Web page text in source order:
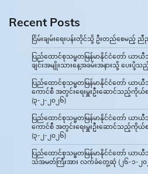
Recent Posts
ငြိမ်းချမ်းရေးပန်းတိုင်သို့ ဦးတည်စေမည့်
ပြည်ထောင်စုသမ္မတမြန်မာနိုင်ငံတော် ယာယီ
ချင်းအမျိုးသားနေ့အခမ်းအနားသို့ ပေး
ပြည်ထောင်စုသမ္မတမြန်မာနိုင်ငံတော် ယာယီ
ကောင်စီ အတွင်းရေးမှူးဦးဆောင်သည့်ကို
(၃-၂-၂၀၂၆)
ပြည်ထောင်စုသမ္မတမြန်မာနိုင်ငံတော် ယာယီ
ကောင်စီ အတွင်းရေးမှူးဦးဆောင်သည့်ကို
(၃-၂-၂၀၂၆)
ပြည်ထောင်စုသမ္မတမြန်မာနိုင်ငံတော် ယာယီ
သံအမတ်ကြီးအား လက်ခံတွေ့ဆုံ (၂၆-၁-၂၀